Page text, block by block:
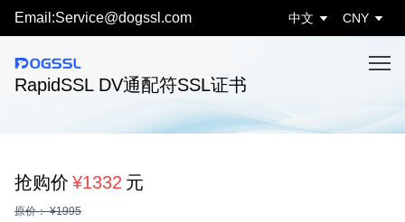
Email:Service@dogssl.com 中文 CNY
RapidSSL DV通配符SSL证书
抢购价 ¥1332 元
原价： ¥1995